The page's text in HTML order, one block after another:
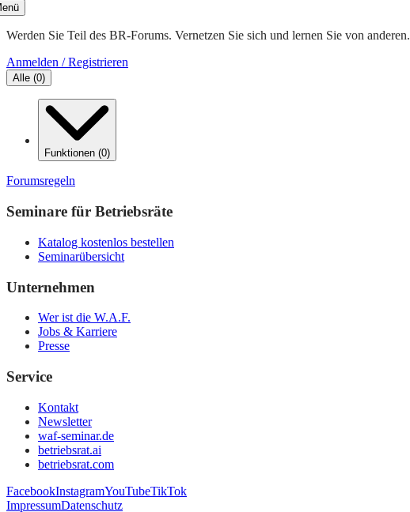
Werden Sie Teil des BR-Forums. Vernetzen Sie sich und lernen Sie von anderen.
Anmelden / Registrieren
Alle (0)
Funktionen (0)
Forumsregeln
Seminare für Betriebsräte
Katalog kostenlos bestellen
Seminarübersicht
Unternehmen
Wer ist die W.A.F.
Jobs & Karriere
Presse
Service
Kontakt
Newsletter
waf-seminar.de
betriebsrat.ai
betriebsrat.com
FacebookInstagramYouTubeTikTok
ImpressumDatenschutz